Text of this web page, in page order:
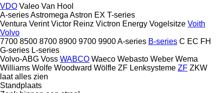
VDO Valeo Van Hool
A-seriesAstromega Astron EX T-series
Ventura Verint Victor Reinz Victron Energy Vogelsitze Voith
Volvo
7700 8500 8700 8900 9700 9900A-series B-series C EC FH
G-series L-series
Volvo-ABG Voss WABCO Waeco Webasto Weber Wema
Williams Wolfe Woodward Wölfle ZF Lenksysteme ZF ZKW
laat alles zien
Standplaats